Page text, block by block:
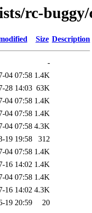
rc-
Size Description
-
04 07:58 1.4K
28 14:03 63K
04 07:58 1.4K
04 07:58 1.4K
04 07:58 4.3K
19 19:58
312
04 07:58 1.4K
16 14:02 1.4K
04 07:58 1.4K
16 14:02 4.3K
19 20:59 20